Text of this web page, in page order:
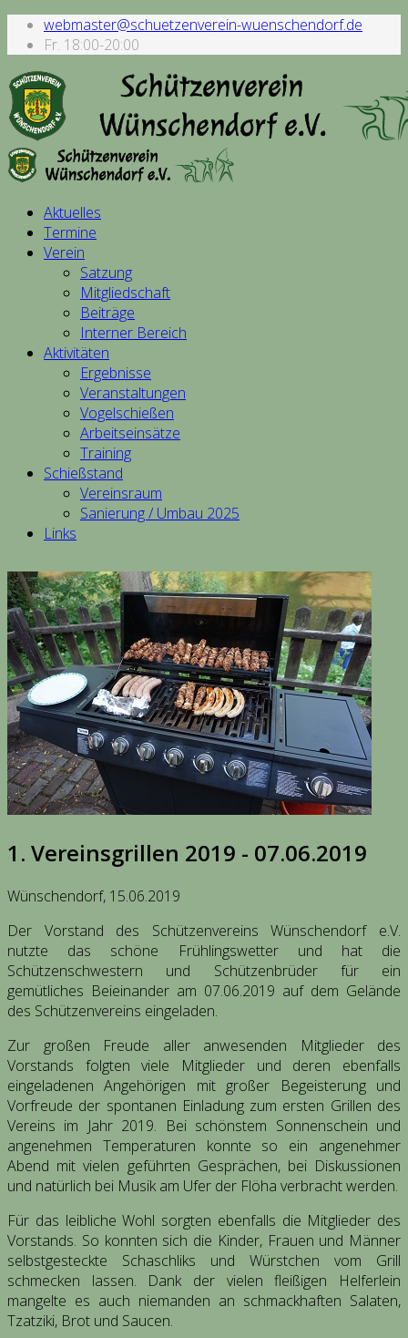
webmaster@schuetzenverein-wuenschendorf.de
Fr. 18:00-20:00
Aktuelles
Termine
Verein
Satzung
Mitgliedschaft
Beiträge
Interner Bereich
Aktivitäten
Ergebnisse
Veranstaltungen
Vogelschießen
Arbeitseinsätze
Training
Schießstand
Vereinsraum
Sanierung / Umbau 2025
Links
1. Vereinsgrillen 2019 - 07.06.2019
Wünschendorf, 15.06.2019
Der Vorstand des Schützenvereins Wünschendorf e.V.
nutzte das schöne Frühlingswetter und hat die
Schützenschwestern und Schützenbrüder für ein
gemütliches Beieinander am 07.06.2019 auf dem Gelände
des Schützenvereins eingeladen.
Zur großen Freude aller anwesenden Mitglieder des
Vorstands folgten viele Mitglieder und deren ebenfalls
eingeladenen Angehörigen mit großer Begeisterung und
Vorfreude der spontanen Einladung zum ersten Grillen des
Vereins im Jahr 2019. Bei schönstem Sonnenschein und
angenehmen Temperaturen konnte so ein angenehmer
Abend mit vielen geführten Gesprächen, bei Diskussionen
und natürlich bei Musik am Ufer der Flöha verbracht werden.
Für das leibliche Wohl sorgten ebenfalls die Mitglieder des
Vorstands. So konnten sich die Kinder, Frauen und Männer
selbstgesteckte Schaschliks und Würstchen vom Grill
schmecken lassen. Dank der vielen fleißigen Helferlein
mangelte es auch niemanden an schmackhaften Salaten,
Tzatziki, Brot und Saucen.